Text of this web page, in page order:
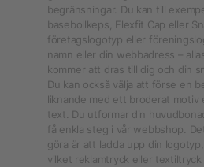
begränsningar. Du kan till
basebollkeps, Flexfit Cap eller
företagslogotyp eller
namn eller din webbadress –
kommer att dras till dig och din
Du kan också välja att förse en
liknande med ett broderat motiv
text. Du utformar din
få enkla steg i vår webbshop.
göra är att ladda upp din
vilket reklamtryck eller